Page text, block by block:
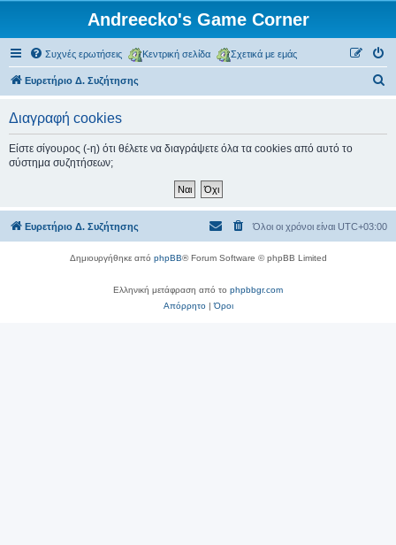
Andreecko's Game Corner
Συχνές ερωτήσεις Κεντρική σελίδα Σχετικά με εμάς
Ευρετήριο Δ. Συζήτησης
σ
Διαγραφή cookies
Είστε σίγουρος (-η) ότι θέλετε να διαγράψετε όλα τα cookies από αυτό το
σύστημα συζητήσεων;
Ευρετήριο Δ. Συζήτησης Όλοι οι χρόνοι είναι UTC+03:00
Δημιουργήθηκε από phpBB® Forum Software © phpBB Limited
Ελληνική μετάφραση από το phpbbgr.com
Απόρρητο|Όροι